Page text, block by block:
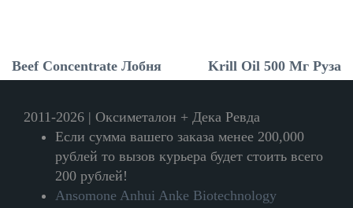
Beef Concentrate Лобня Krill Oil 500 Мг Руза
2011-2026 | Оксиметалон + Дека Ревда
Если сумма вашего заказа менее 200,000
рублей то вызов курьера будет стоить всего
200 рублей!
Ansomone Anhui Anke Biotechnology